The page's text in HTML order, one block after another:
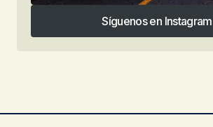
Síguenos en Instagram
Síguenos en Instagram